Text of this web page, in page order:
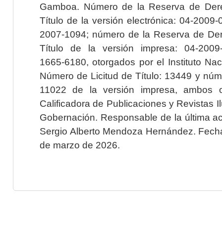
Gamboa. Número de la Reserva de
Título de la versión electrónica: 04-2009-
2007-1094; número de la Reserva de
Título de la versión impresa: 04-2009-
1665-6180, otorgados por el Instituto
Número de Licitud de Título: 13449 y
11022 de la versión impresa, ambos
Calificadora de Publicaciones y Revistas
Gobernación. Responsable de la última
Sergio Alberto Mendoza Hernández.
de marzo de 2026.